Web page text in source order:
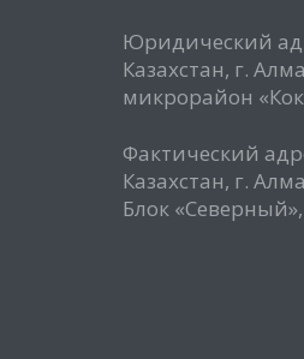
Юридический
Казахстан, г.
микрорайон
Фактический
Казахстан, г.
Блок